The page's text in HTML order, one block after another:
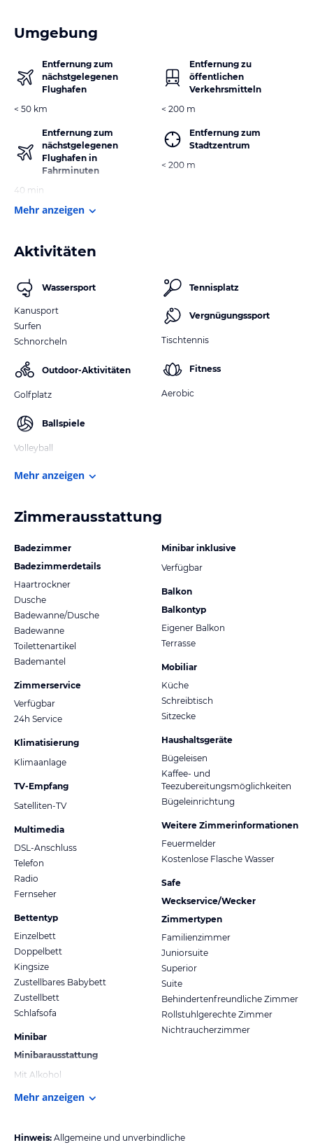
Umgebung
Entfernung zum
nächstgelegenen
Flughafen
< 50 km
Entfernung zum
nächstgelegenen
Flughafen in
Fahrminuten
40 min
Entfernung zu
öffentlichen
Verkehrsmitteln
< 200 m
Entfernung zum
Stadtzentrum
< 200 m
Mehr anzeigen
Aktivitäten
Wassersport
Kanusport
Surfen
Schnorcheln
Outdoor-Aktivitäten
Golfplatz
Ballspiele
Volleyball
Tennisplatz
Vergnügungssport
Tischtennis
Fitness
Aerobic
Mehr anzeigen
Zimmerausstattung
Badezimmer
Badezimmerdetails
Haartrockner
Dusche
Badewanne/Dusche
Badewanne
Toilettenartikel
Bademantel
Zimmerservice
Verfügbar
24h Service
Klimatisierung
Klimaanlage
TV-Empfang
Satelliten-TV
Multimedia
DSL-Anschluss
Telefon
Radio
Fernseher
Bettentyp
Einzelbett
Doppelbett
Kingsize
Zustellbares Babybett
Zustellbett
Schlafsofa
Minibar
Minibarausstattung
Mit Alkohol
Minibar inklusive
Verfügbar
Balkon
Balkontyp
Eigener Balkon
Terrasse
Mobiliar
Küche
Schreibtisch
Sitzecke
Haushaltsgeräte
Bügeleisen
Kaffee- und
Teezubereitungsmöglichkeiten
Bügeleinrichtung
Weitere Zimmerinformationen
Feuermelder
Kostenlose Flasche Wasser
Safe
Weckservice/Wecker
Zimmertypen
Familienzimmer
Juniorsuite
Superior
Suite
Behindertenfreundliche Zimmer
Rollstuhlgerechte Zimmer
Nichtraucherzimmer
Mehr anzeigen
Hinweis: Allgemeine und unverbindliche